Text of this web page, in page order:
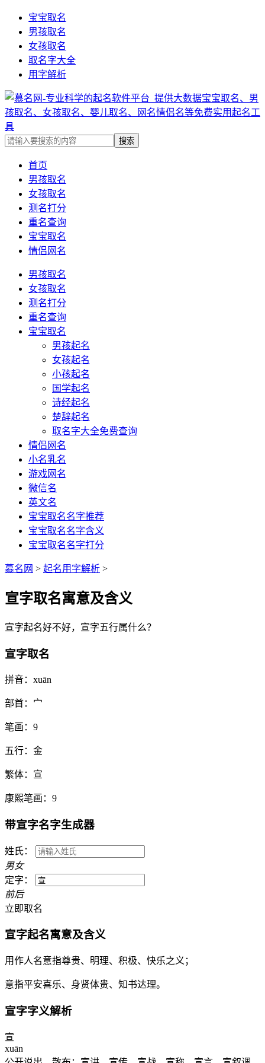
宝宝取名
男孩取名
女孩取名
取名字大全
用字解析
首页
男孩取名
女孩取名
测名打分
重名查询
宝宝取名
情侣网名
男孩取名
女孩取名
测名打分
重名查询
宝宝取名
男孩起名
女孩起名
小孩起名
国学起名
诗经起名
楚辞起名
取名字大全免费查询
情侣网名
小名乳名
游戏网名
微信名
英文名
宝宝取名名字推荐
宝宝取名名字含义
宝宝取名名字打分
慕名网 > 起名用字解析 >
宣字取名寓意及含义
宣字起名好不好， 宣字五行属什么？
宣字取名
拼音： xuān
部首： 宀
笔画： 9
五行： 金
繁体： 宣
康熙笔画： 9
带宣字名字生成器
姓氏：
男女
定字：
前后
立即取名
宣字起名寓意及含义
用作人名意指尊贵、明理、积极、快乐之义；
意指平安喜乐、身贤体贵、知书达理。
宣字字义解析
宣
xuān